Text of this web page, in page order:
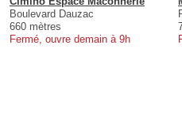
Boulevard Dauzac
660 mètres
Fermé, ouvre demain à 9h